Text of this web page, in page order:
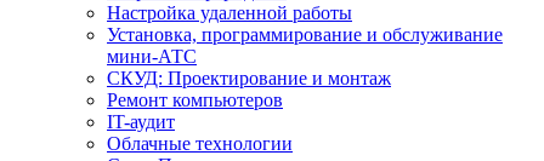
Настройка удаленной работы
Установка, программирование и обслуживание
мини-АТС
СКУД: Проектирование и монтаж
Ремонт компьютеров
IT-аудит
Облачные технологии